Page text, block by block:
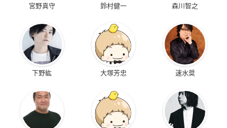
宮野真守 鈴村健一 森川智之
下野紘 大塚芳忠 速水奨